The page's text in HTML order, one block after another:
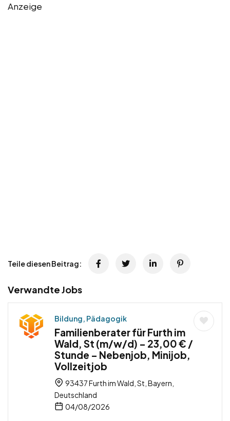
Anzeige
Teile diesen Beitrag:
Verwandte Jobs
Bildung, Pädagogik
Familienberater für Furth im
Wald, St (m/w/d) – 23,00 € /
Stunde – Nebenjob, Minijob,
Vollzeitjob
93437 Furth im Wald, St, Bayern,
Deutschland
04/08/2026